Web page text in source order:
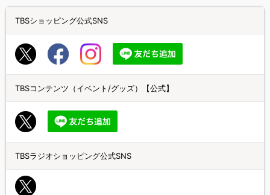
TBSショッピング公式SNS
TBSコンテンツ（イベント/グッズ）【公式】
TBSラジオショッピング公式SNS